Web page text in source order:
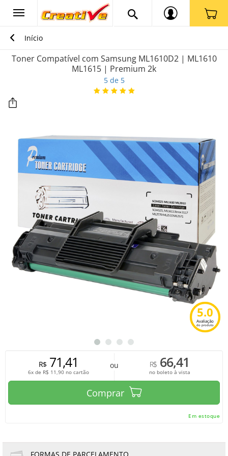
Início
Toner Compatível com Samsung ML1610D2 | ML1610
ML1615 | Premium 2k
5 de 5
5.0
Avaliação
do produto
R$71,41
6x de R$ 11,90 no cartão
ou R$66,41
no boleto à vista
Comprar
Em estoque